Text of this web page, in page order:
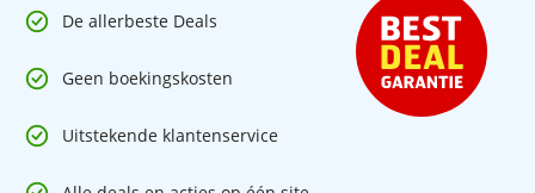
Receptie
Wifi
Ligbedden, badhanddoeken
De allerbeste Deals
Geen boekingskosten
Uitstekende klantenservice